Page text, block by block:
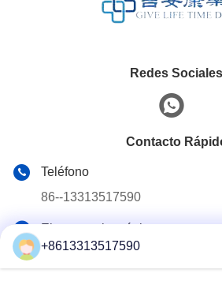
Redes Sociales
Contacto
Teléfono
86--13313517590
El correo electrónico
youyaocc@gmail.com
+8613313517590